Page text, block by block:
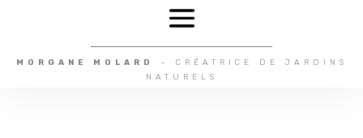
MORGANE MOLARD
– CRÉATRICE DE JARDINS
NATURELS